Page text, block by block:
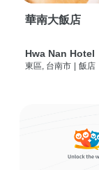
華南大飯店
Hwa Nan Hotel
東區, 台南市 | 飯店